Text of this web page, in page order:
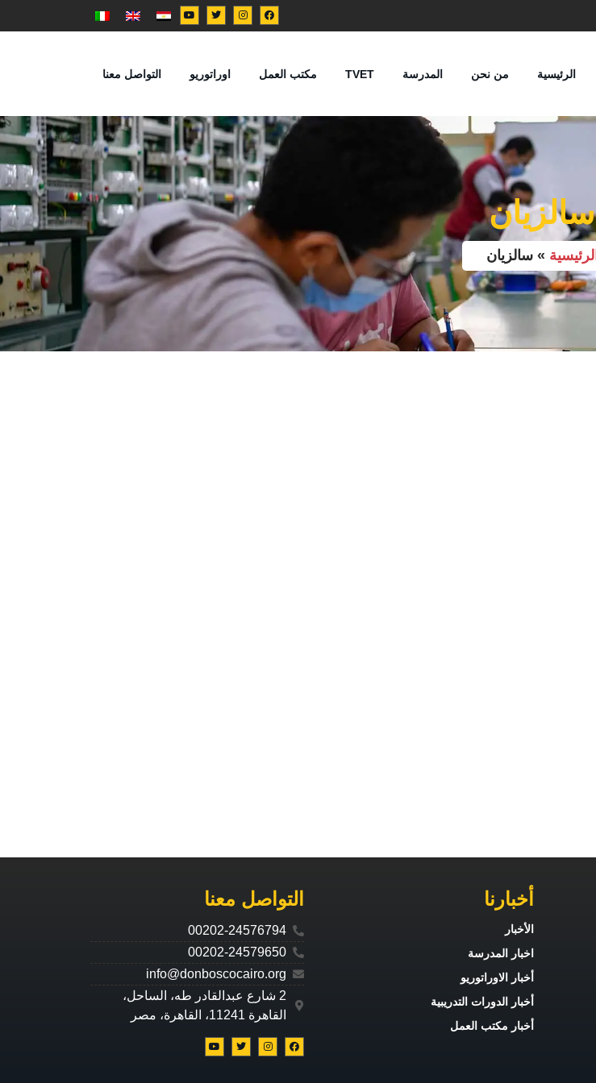
الرئيسية من نحن المدرسة TVET مكتب العمل اوراتوريو التواصل معنا
سالزيان
الرئيسية »سالزيان
أخبارنا
الأخبار
اخبار المدرسة
أخبار الاوراتوريو
أخبار الدورات التدريبية
أخبار مكتب العمل
التواصل معنا
00202-24576794
00202-24579650
info@donboscocairo.org
2 شارع عبدالقادر طه، الساحل،
القاهرة 11241، القاهرة، مصر